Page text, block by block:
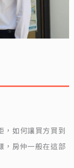
，如何讓買方買到
，房仲一般在這部